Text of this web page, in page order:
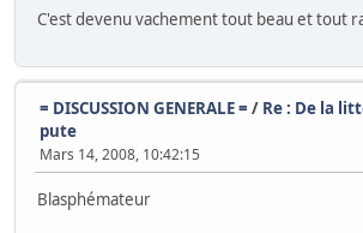
C'est devenu vachement tout beau et tout
= DISCUSSION GENERALE = / Re : De la
pute
Mars 14, 2008, 10:42:15
Blasphémateur